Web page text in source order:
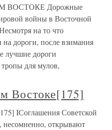
ВОСТОКЕ Дорожные
войны в Восточной
на то что
дороги, после взимания
лучшие дороги
для мулов,
Востоке[175]
IСоглашения Советской
открывают